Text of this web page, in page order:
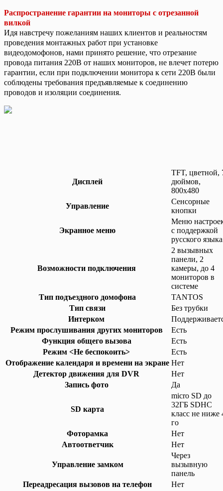
Распространение гарантии на мониторы с отрезанной
вилкой
Идя навстречу пожеланиям наших клиентов и реальностям
проведения монтажных работ при установке
видеодомофонов, нами принято решение, что отрезание
провода питания 220В от наших мониторов, не влечет потерю
гарантии, если при подключении монитора к сети 220В были
соблюдены требования предъявляемые к соединению
проводов и изоляции соединения.
Дисплей
TFT, цветной,
дюймов,
800x480
Управление
Сенсорные
кнопки
Экранное меню
Меню
с поддержкой
русского языка
Возможности подключения
2 вызывных
панели, 2
камеры, до 4
мониторов в
системе
Тип подъездного домофона
TANTOS
Тип связи
Без трубки
Интерком
Режим прослушивания других мониторов
Есть
Функция общего вызова
Есть
Режим <Не беспокоить>
Есть
Отображение календаря и времени на экране Нет
Детектор движения для DVR
Нет
Запись фото
Да
SD карта
micro SD до
32ГБ SDHC
класс не ниже
го
Фоторамка
Нет
Автоответчик
Нет
Управление замком
Через
вызывную
панель
Переадресация вызовов на телефон
Нет